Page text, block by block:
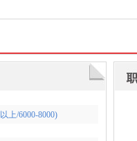
上/6000-8000)